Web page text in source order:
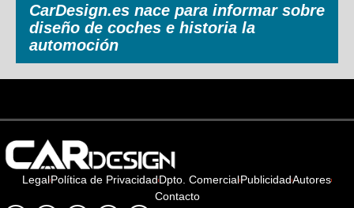
CarDesign.es nace para informar sobre
diseño de coches e historia la
automoción
LegalPolítica de PrivacidadDpto. ComercialPublicidadAutores
Contacto